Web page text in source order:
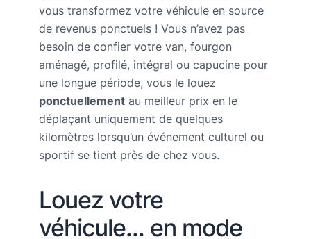
vous transformez votre véhicule en source
de revenus ponctuels ! Vous n’avez pas
besoin de confier votre van, fourgon
aménagé, profilé, intégral ou capucine pour
une longue période, vous le louez
ponctuellement au meilleur prix en le
déplaçant uniquement de quelques
kilomètres lorsqu’un événement culturel ou
sportif se tient près de chez vous.
Louez votre
véhicule… en mode